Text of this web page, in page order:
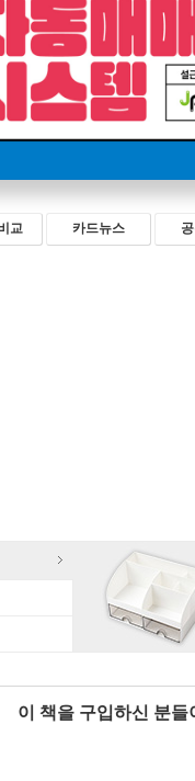
교 카드뉴스
이 책을 구입하신 분